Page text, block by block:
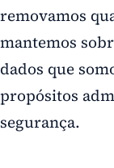
removamos
mantemos
dados que
propósitos
segurança.